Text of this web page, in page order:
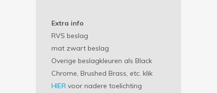
Extra info
RVS beslag
mat zwart beslag
Overige beslagkleuren als Black
Chrome, Brushed Brass, etc. klik
HIER voor nadere toelichting